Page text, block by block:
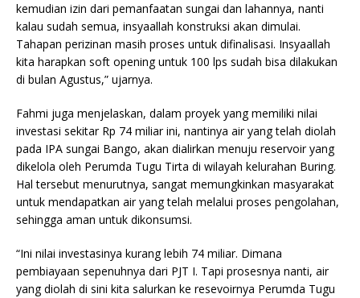
kemudian izin dari pemanfaatan sungai dan lahannya, nanti
kalau sudah semua, insyaallah konstruksi akan dimulai.
Tahapan perizinan masih proses untuk difinalisasi. Insyaallah
kita harapkan soft opening untuk 100 lps sudah bisa dilakukan
di bulan Agustus,” ujarnya.
Fahmi juga menjelaskan, dalam proyek yang memiliki nilai
investasi sekitar Rp 74 miliar ini, nantinya air yang telah diolah
pada IPA sungai Bango, akan dialirkan menuju reservoir yang
dikelola oleh Perumda Tugu Tirta di wilayah kelurahan Buring.
Hal tersebut menurutnya, sangat memungkinkan masyarakat
untuk mendapatkan air yang telah melalui proses pengolahan,
sehingga aman untuk dikonsumsi.
“Ini nilai investasinya kurang lebih 74 miliar. Dimana
pembiayaan sepenuhnya dari PJT I. Tapi prosesnya nanti, air
yang diolah di sini kita salurkan ke resevoirnya Perumda Tugu